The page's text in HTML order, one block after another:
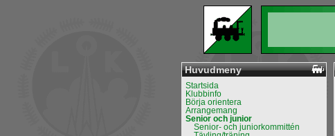
Huvudmeny
Startsida
Klubbinfo
Börja orientera
Arrangemang
Senior och junior
Senior- och juniorkommittén